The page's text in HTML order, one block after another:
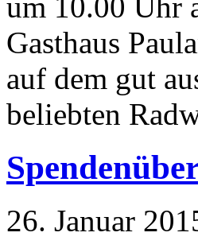
Gasthaus
auf dem gut
beliebten
26. Januar